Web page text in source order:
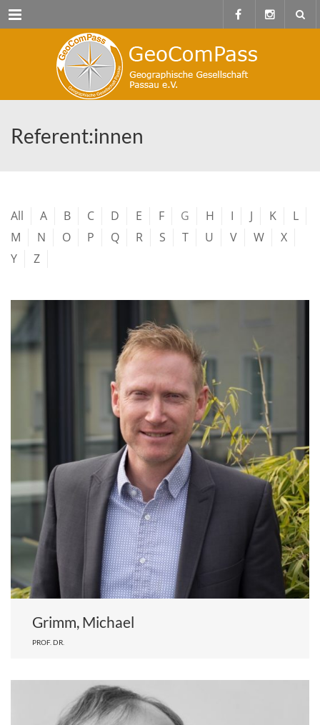
Menu
Referent:innen
All A B C D E F G H I J K
L
M
N O P Q R S T U V W
X
Y
Z
Grimm, Michael
PROF. DR.